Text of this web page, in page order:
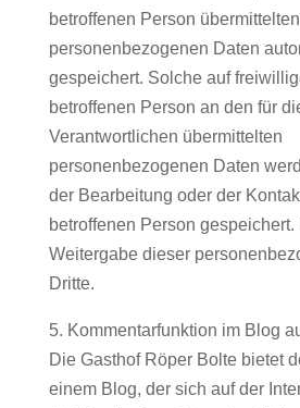
betroffenen Person übermittelten
personenbezogenen Daten
gespeichert. Solche auf
betroffenen Person an den für
Verantwortlichen übermittelten
personenbezogenen Daten
der Bearbeitung oder der
betroffenen Person
Weitergabe dieser
Dritte.
5. Kommentarfunktion im Blog
Die Gasthof Röper Bolte bietet
einem Blog, der sich auf der